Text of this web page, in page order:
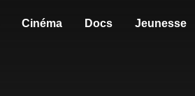
Cinéma Docs Jeunesse